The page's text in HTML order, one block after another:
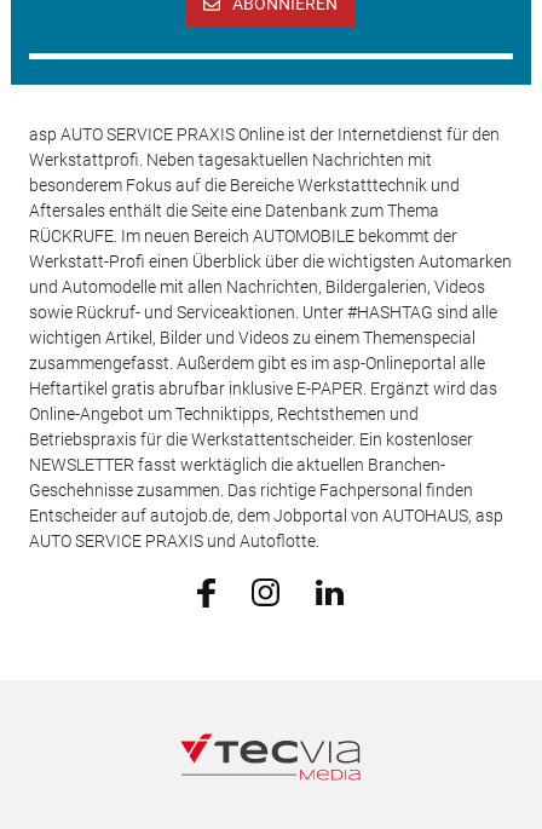
asp AUTO SERVICE PRAXIS Online ist der Internetdienst für den
Werkstattprofi. Neben tagesaktuellen Nachrichten mit
besonderem Fokus auf die Bereiche Werkstatttechnik und
Aftersales enthält die Seite eine Datenbank zum Thema
RÜCKRUFE. Im neuen Bereich AUTOMOBILE bekommt der
Werkstatt-Profi einen Überblick über die wichtigsten Automarken
und Automodelle mit allen Nachrichten, Bildergalerien, Videos
sowie Rückruf- und Serviceaktionen. Unter #HASHTAG sind alle
wichtigen Artikel, Bilder und Videos zu einem Themenspecial
zusammengefasst. Außerdem gibt es im asp-Onlineportal alle
Heftartikel gratis abrufbar inklusive E-PAPER. Ergänzt wird das
Online-Angebot um Techniktipps, Rechtsthemen und
Betriebspraxis für die Werkstattentscheider. Ein kostenloser
NEWSLETTER fasst werktäglich die aktuellen Branchen-
Geschehnisse zusammen. Das richtige Fachpersonal finden
Entscheider auf autojob.de, dem Jobportal von AUTOHAUS, asp
AUTO SERVICE PRAXIS und Autoflotte.